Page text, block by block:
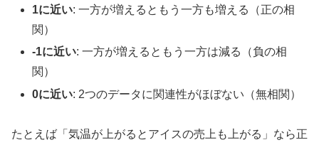
1に近い: 一方が増えるともう一方も増える（正の相
関）
-1に近い: 一方が増えるともう一方は減る（負の相
関）
0に近い: 2つのデータに関連性がほぼない（無相関）
たとえば「気温が上がるとアイスの売上も上がる」なら正